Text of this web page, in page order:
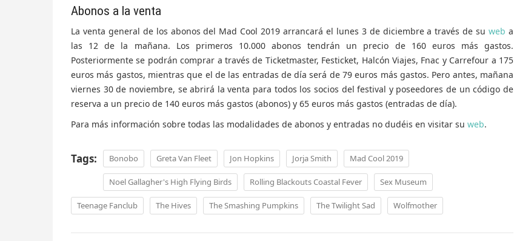
Abonos a la venta
La venta general de los abonos del Mad Cool 2019 arrancará el lunes 3 de diciembre a través de suweb a
las 12 de la mañana. Los primeros 10.000 abonos tendrán un precio de 160 euros más gastos.
Posteriormente se podrán comprar a través de Ticketmaster, Festicket, Halcón Viajes, Fnac y Carrefour a 175
euros más gastos, mientras que el de las entradas de día será de 79 euros más gastos. Pero antes, mañana
viernes 30 de noviembre, se abrirá la venta para todos los socios del festival y poseedores de un código de
reserva a un precio de 140 euros más gastos (abonos) y 65 euros más gastos (entradas de día).
Para más información sobre todas las modalidades de abonos y entradas no dudéis en visitar su web.
Tags: Bonobo Greta Van Fleet Jon Hopkins Jorja Smith Mad Cool 2019
Noel Gallagher's High Flying Birds Rolling Blackouts Coastal Fever Sex Museum
Teenage Fanclub The Hives The Smashing Pumpkins The Twilight Sad Wolfmother